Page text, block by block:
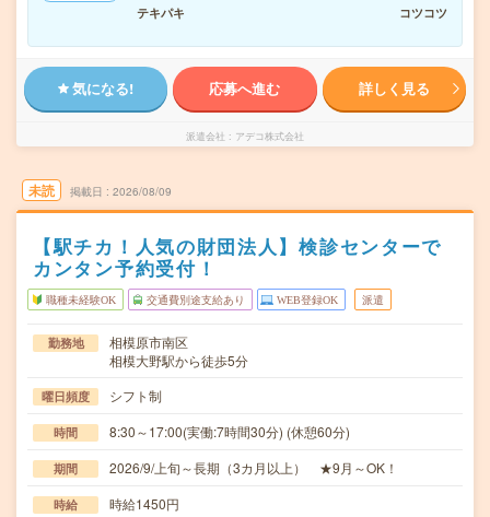
テキパキ
コツコツ
気になる! 応募へ進む 詳しく見る
派遣会社 アデコ株式会社
未読 掲載日 2026/08/09
【駅チカ！人気の財団法人】検診センターで
カンタン予約受付！
職種未経験OK 交通費別途支給あり WEB登録OK 派遣
勤務地
相模原市南区
相模大野駅から徒歩5分
曜日頻度 シフト制
時間 8:30～17:00(実働:7時間30分) (休憩60分)
期間 2026/9/上旬～長期（3カ月以上） ★9月～OK！
時給 時給1450円